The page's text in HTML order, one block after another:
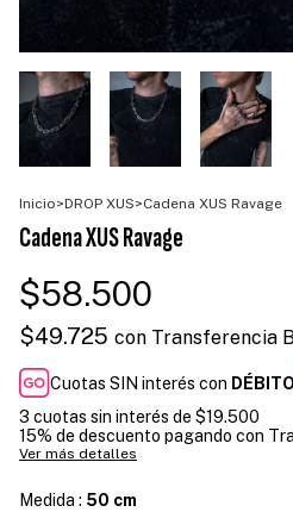
Inicio>DROP XUS>Cadena XUS Ravage
Cadena XUS Ravage
$58.500
$49.725 con Transferencia
Cuotas SIN interés con
3 cuotas sin interés de $19.500
15% de descuento pagando con
Ver más detalles
Medida : 50 cm